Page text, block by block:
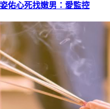
佑心死找嫩男：愛監控